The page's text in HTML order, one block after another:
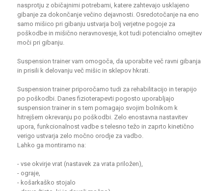
nasprotju z običajnimi potrebami, katere zahtevajo usklajeno
gibanje za dokončanje večino dejavnosti. Osredotočanje na eno
samo mišico pri gibanju ustvarja bolj verjetne pogoje za
poškodbe in mišično neravnovesje, kot tudi potencialno omejitev
moči pri gibanju.
Suspension trainer vam omogoča, da uporabite več ravni gibanja
in prisili k delovanju več mišic in sklepov hkrati.
Suspension trainer priporočamo tudi za rehabilitacijo in terapijo
po poškodbi. Danes fizioterapevti pogosto uporabljajo
suspension trainer in s tem pomagajo svojim bolnikom k
hitrejšem okrevanju po poškodbi. Zelo enostavna nastavitev
upora, funkcionalnost vadbe s telesno težo in zaprto kinetično
verigo ustvarja zelo močno orodje za vadbo.
Lahko ga montiramo na:
- vse okvirje vrat (nastavek za vrata priložen),
- ograje,
- košarkaško stojalo